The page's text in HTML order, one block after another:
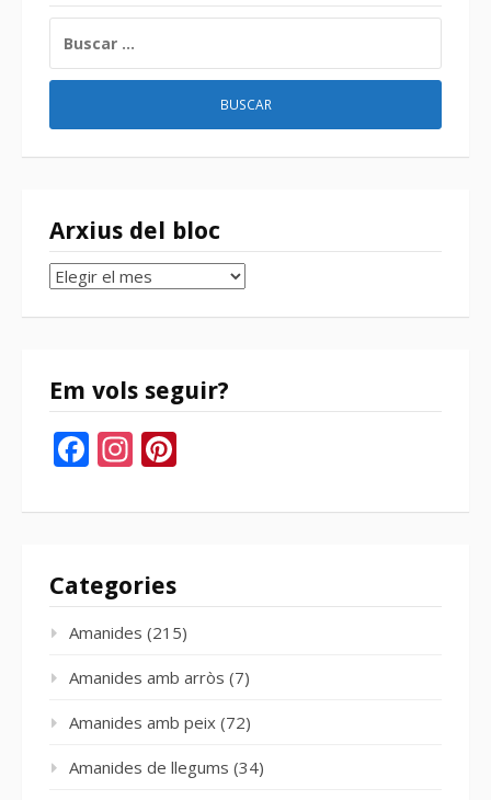
Arxius del bloc
Arxius
bloc
Em vols seguir?
Facebook
Instagram
Categories
Amanides (215)
Amanides amb arròs (7)
Amanides amb peix (72)
Amanides de llegums (34)